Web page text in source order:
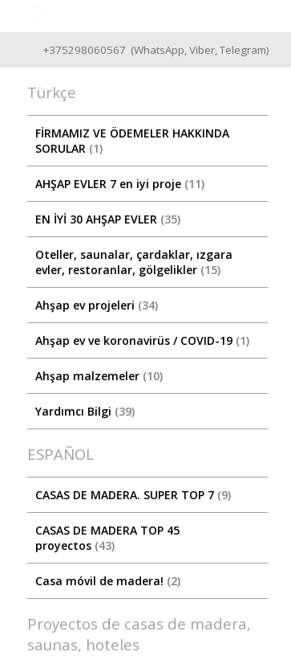
+375298060567 (WhatsApp,Viber,Telegram)
Türkçe
FİRMAMIZ VE ÖDEMELER HAKKINDA
SORULAR 1
AHŞAP EVLER 7 en iyi proje 11
EN İYİ 30 AHŞAP EVLER 35
Oteller, saunalar, çardaklar, ızgara
evler, restoranlar, gölgelikler 15
Ahşap ev projeleri 34
Ahşap ev ve koronavirüs / COVID-19 1
Ahşap malzemeler 10
Yardımcı Bilgi 39
ESPAÑOL
CASAS DE MADERA. SUPER TOP 7 9
CASAS DE MADERA TOP 45
proyectos 43
Casa móvil de madera! 2
Proyectos de casas de madera,
saunas, hoteles